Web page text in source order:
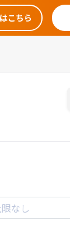
こちら